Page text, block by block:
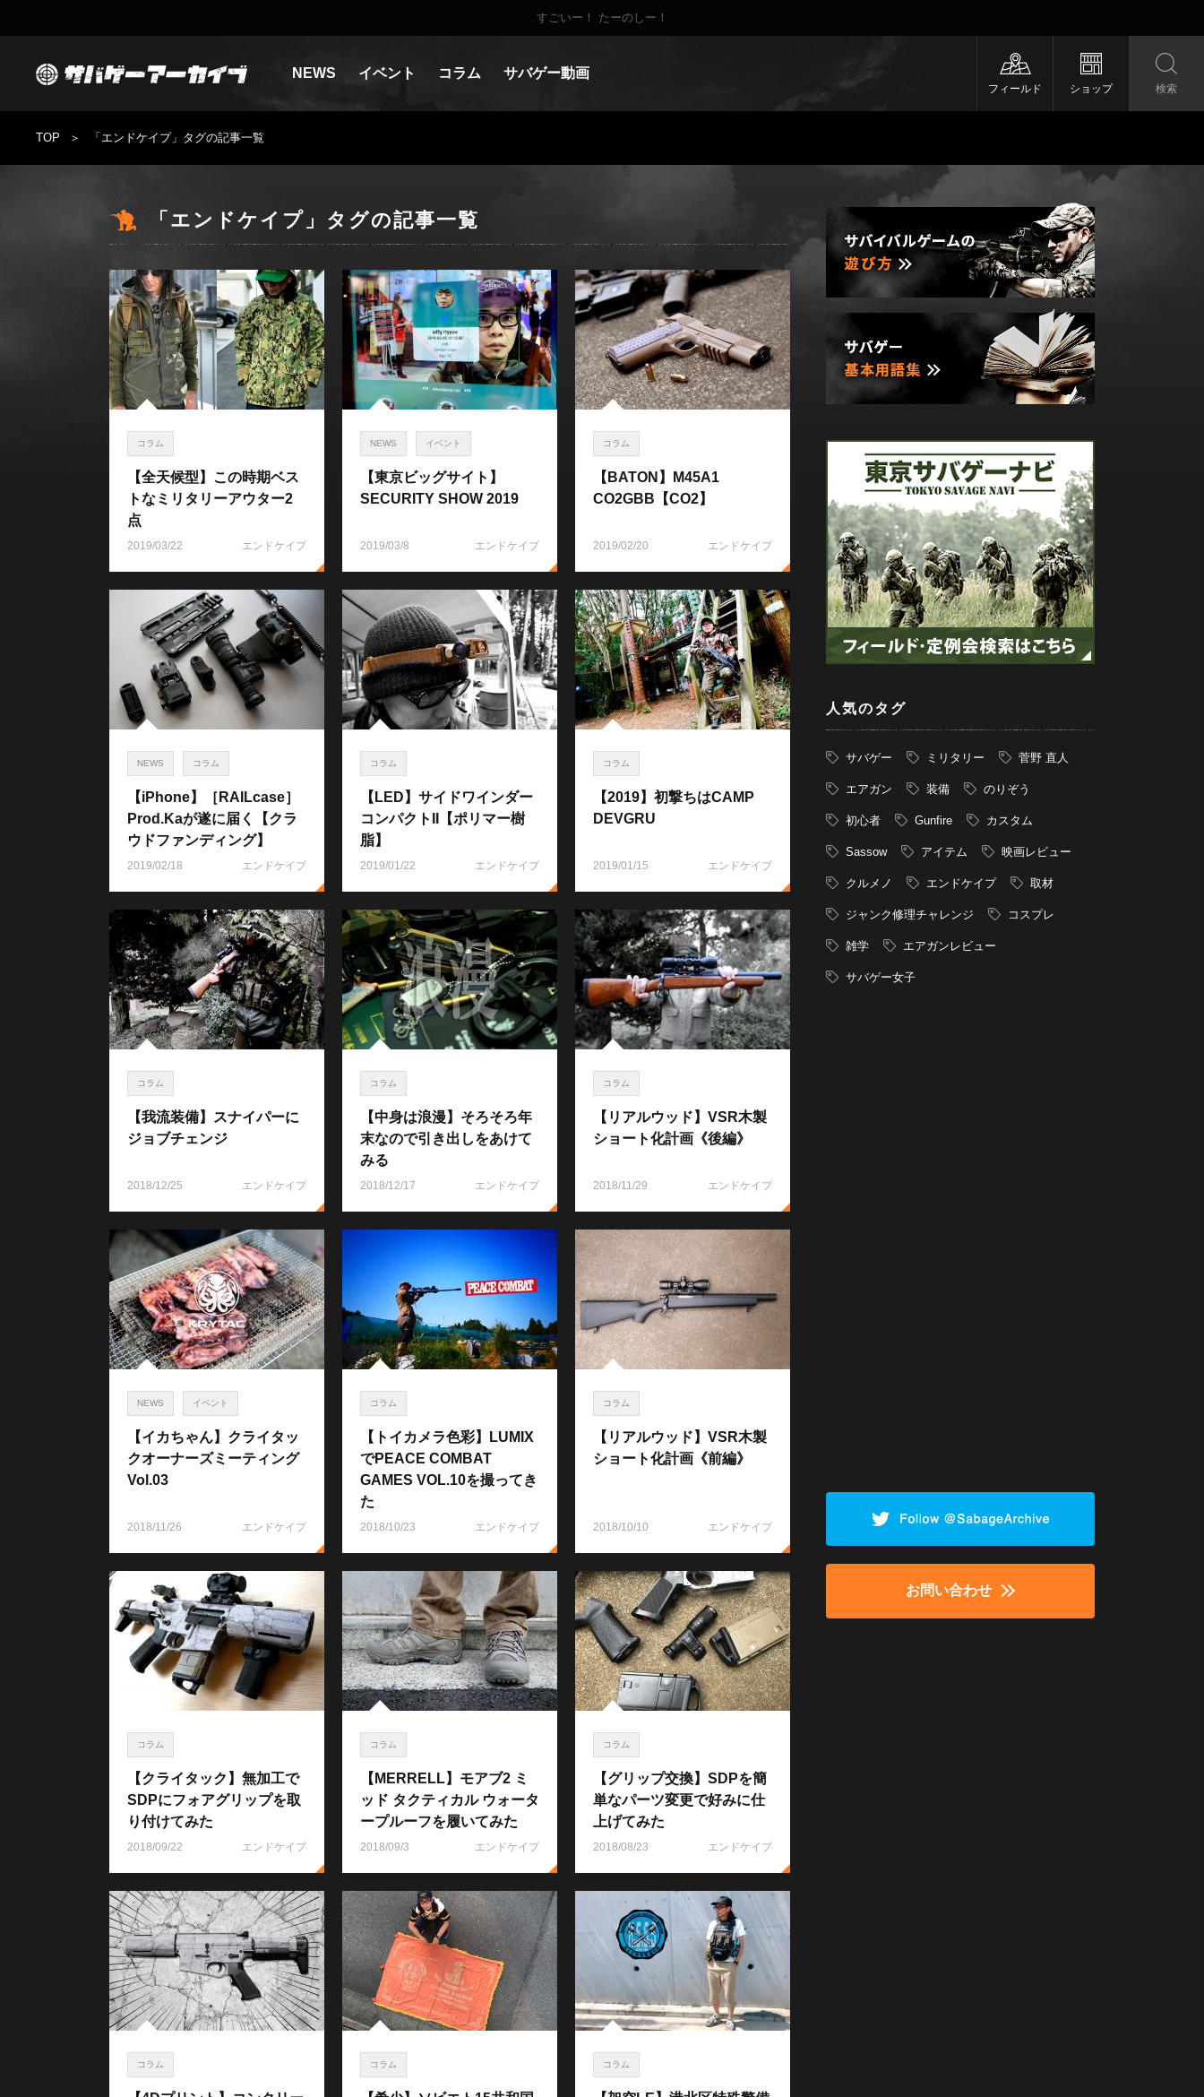
すごいー！ たーのしー！
NEWS イベント コラム サバゲー動画
フィールド ショップ 検索
TOP 「エンドケイプ」タグの記事一覧
「エンドケイプ」タグの記事一覧
コラム
【全天候型】この時期ベス
トなミリタリーアウター2
点
2019/03/22 エンドケイプ
NEWS イベント
【東京ビッグサイト】
SECURITY SHOW 2019
2019/03/8 エンドケイプ
コラム
【BATON】M45A1
CO2GBB【CO2】
2019/02/20 エンドケイプ
NEWS コラム
【iPhone】［RAILcase］
Prod.Kaが遂に届く【クラ
ウドファンディング】
2019/02/18 エンドケイプ
コラム
【LED】サイドワインダー
コンパクトII【ポリマー樹
脂】
2019/01/22 エンドケイプ
コラム
【2019】初撃ちはCAMP
DEVGRU
2019/01/15 エンドケイプ
コラム
【我流装備】スナイパーに
ジョブチェンジ
2018/12/25 エンドケイプ
コラム
【中身は浪漫】そろそろ年
末なので引き出しをあけて
みる
2018/12/17 エンドケイプ
コラム
【リアルウッド】VSR木製
ショート化計画《後編》
2018/11/29 エンドケイプ
NEWS イベント
【イカちゃん】クライタッ
クオーナーズミーティング
Vol.03
2018/11/26 エンドケイプ
コラム
【トイカメラ色彩】LUMIX
でPEACE COMBAT
GAMES VOL.10を撮ってき
た
2018/10/23 エンドケイプ
コラム
【リアルウッド】VSR木製
ショート化計画《前編》
2018/10/10 エンドケイプ
コラム
【クライタック】無加工で
SDPにフォアグリップを取
り付けてみた
2018/09/22 エンドケイプ
コラム
【MERRELL】モアブ2 ミ
ッド タクティカル ウォータ
ープルーフを履いてみた
2018/09/3 エンドケイプ
コラム
【グリップ交換】SDPを簡
単なパーツ変更で好みに仕
上げてみた
2018/08/23 エンドケイプ
コラム コラム コラム
人気のタグ
サバゲー ミリタリー 菅野 直人
エアガン 装備 のりぞう
初心者 Gunfire カスタム
Sassow アイテム 映画レビュー
クルメノ エンドケイプ 取材
ジャンク修理チャレンジ コスプレ
雑学 エアガンレビュー
サバゲー女子
お問い合わせ